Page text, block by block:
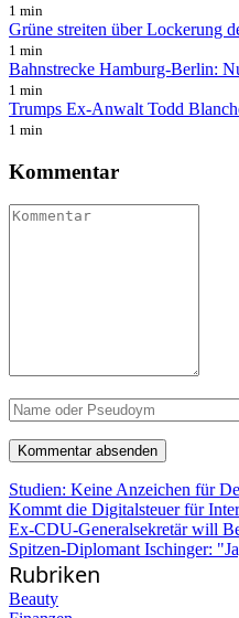
1 min
Grüne streiten über Lockerung
1 min
Bahnstrecke Hamburg-Berlin:
1 min
Trumps Ex-Anwalt Todd
1 min
Kommentar
Studien: Keine Anzeichen für
Kommt die Digitalsteuer für
Ex-CDU-Generalsekretär will
Spitzen-Diplomant Ischinger:
Rubriken
Beauty